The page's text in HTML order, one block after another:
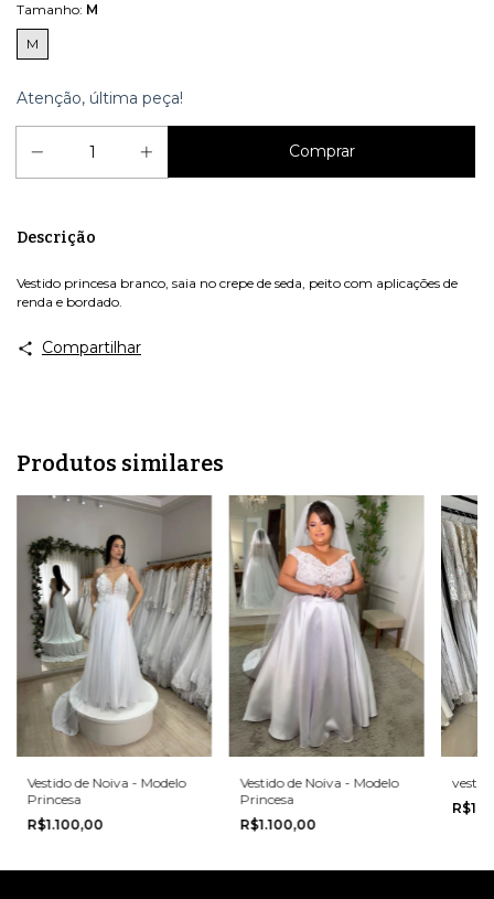
Tamanho: M
M
Atenção, última peça!
Descrição
Vestido princesa branco, saia no crepe de seda, peito com aplicações de
renda e bordado.
Compartilhar
Produtos similares
Vestido de Noiva - Modelo
Princesa
R$1.100,00
Vestido de Noiva - Modelo
Princesa
R$1.100,00